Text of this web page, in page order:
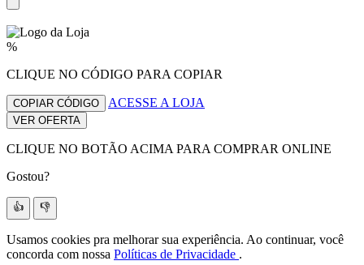
%
CLIQUE NO CÓDIGO PARA COPIAR
COPIAR CÓDIGO ACESSE A LOJA
VER OFERTA
CLIQUE NO BOTÃO ACIMA PARA COMPRAR ONLINE
Gostou?
👍 👎
Usamos cookies pra melhorar sua experiência. Ao continuar, você
concorda com nossa Políticas de Privacidade .